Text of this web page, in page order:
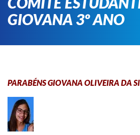
PATROCINADORES
GIOVANA 3º ANO
PARABÉNS GIOVANA OLIVEIRA DA